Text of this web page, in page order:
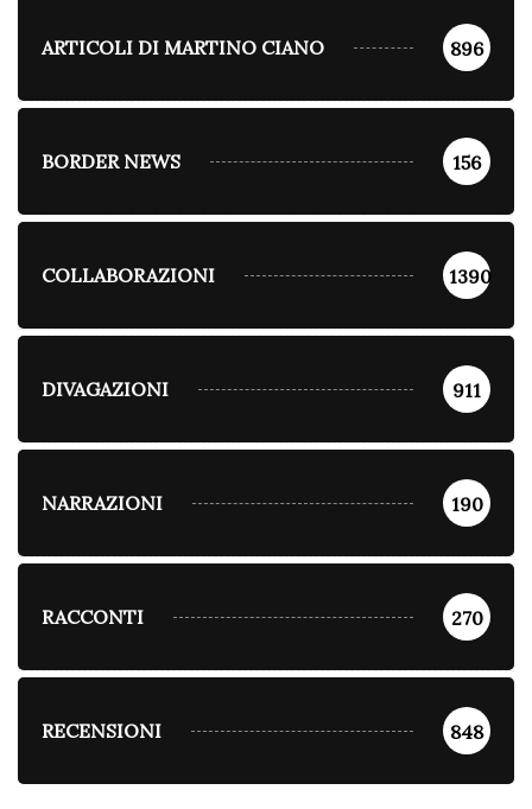
ARTICOLI DI MARTINO CIANO 896
BORDER NEWS 156
COLLABORAZIONI 1390
DIVAGAZIONI 911
NARRAZIONI 190
RACCONTI 270
RECENSIONI 848